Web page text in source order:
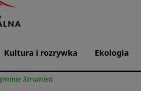
Kultura i rozrywka Ekologia
Strumień